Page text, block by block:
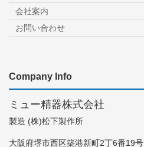
会社案内
お問い合わせ
Company Info
ミュー精器株式会社
製造 (株)松下製作所
大阪府堺市西区築港新町2丁6番19号